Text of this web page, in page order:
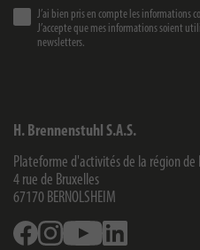
J’ai bien pris en compte les informations
J’accepte que mes informations soient
newsletters.
H. Brennenstuhl S.A.S.
Plateforme d'activités de la région de
4 rue de Bruxelles
67170 BERNOLSHEIM
FacebookInstagramYoutube